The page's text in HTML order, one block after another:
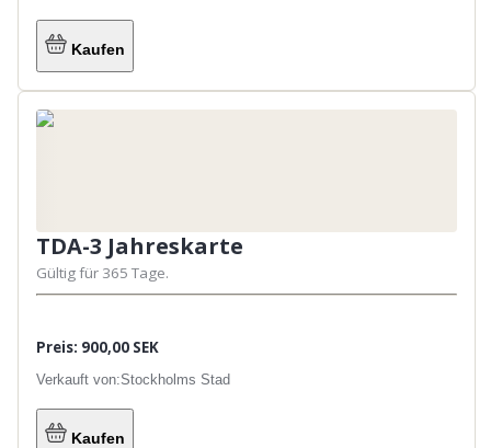
Kaufen
TDA-3 Jahreskarte
Gültig für 365 Tage.
Preis: 900,00 SEK
Verkauft von:Stockholms Stad
Kaufen